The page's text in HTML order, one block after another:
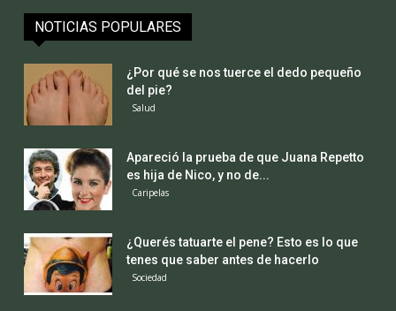
NOTICIAS POPULARES
¿Por qué se nos tuerce el dedo pequeño
del pie?
Salud
Apareció la prueba de que Juana Repetto
es hija de Nico, y no de...
Caripelas
¿Querés tatuarte el pene? Esto es lo que
tenes que saber antes de hacerlo
Sociedad